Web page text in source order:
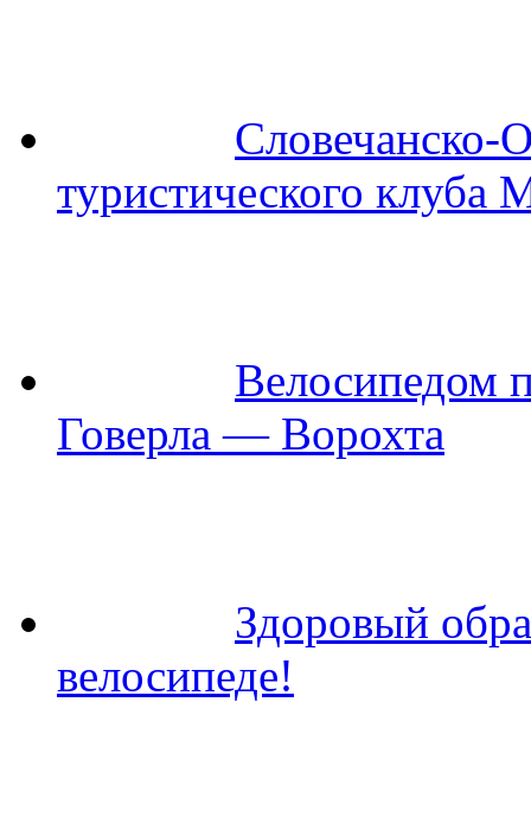
Словечанско-
туристического клуба
Велосипедом
Говерла — Ворохта
Здоровый
велосипеде!